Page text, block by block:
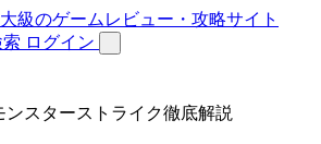
ログイン
スターストライク徹底解説